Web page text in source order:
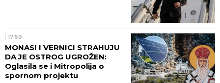
17:59
MONASI I VERNICI STRAHUJU
DA JE OSTROG UGROŽEN:
Oglasila se i Mitropolija o
spornom projektu